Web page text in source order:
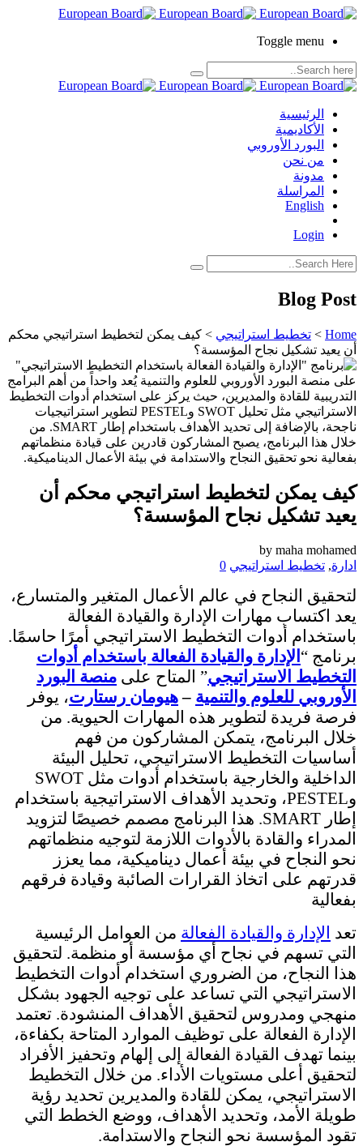
Toggle menu
الرئيسية
الأكاديمية
البورد الأوروبي
من نحن
مدونة
المراسلة
English
Login
Blog Post
Home
> تخطيط استراتيجي > كيف يمكن لتخطيط استراتيجي محكم
أن يعيد تشكيل نجاح المؤسسة؟
كيف يمكن لتخطيط استراتيجي محكم أن
يعيد تشكيل نجاح المؤسسة؟
by maha mohamed
ادارة, تخطيط استراتيجي 0
لتحقيق النجاح في عالم الأعمال المتغير والمتسارع،
يعد اكتساب مهارات الإدارة والقيادة الفعالة
باستخدام أدوات التخطيط الاستراتيجي أمرًا حاسمًا.
برنامج “ الإدارة والقيادة الفعالة باستخدام أدوات
التخطيط الاستراتيجي” المتاح على منصة البورد
الأوروبي للعلوم والتنمية –هيومان رستارت، يوفر
فرصة فريدة لتطوير هذه المهارات الحيوية. من
خلال البرنامج، يتمكن المشاركون من فهم
أساسيات التخطيط الاستراتيجي، تحليل البيئة
الداخلية والخارجية باستخدام أدوات مثل SWOT
وPESTEL، وتحديد الأهداف الاستراتيجية باستخدام
إطار SMART. هذا البرنامج مصمم خصيصًا لتزويد
المدراء والقادة بالأدوات اللازمة لتوجيه منظماتهم
نحو النجاح في بيئة أعمال ديناميكية، مما يعزز
قدرتهم على اتخاذ القرارات الصائبة وقيادة فرقهم
بفعالية
تعد الإدارة والقيادة الفعالة من العوامل الرئيسية
التي تسهم في نجاح أي مؤسسة أو منظمة. لتحقيق
هذا النجاح، من الضروري استخدام أدوات التخطيط
الاستراتيجي التي تساعد على توجيه الجهود بشكل
منهجي ومدروس لتحقيق الأهداف المنشودة. تعتمد
الإدارة الفعالة على توظيف الموارد المتاحة بكفاءة،
بينما تهدف القيادة الفعالة إلى إلهام وتحفيز الأفراد
لتحقيق أعلى مستويات الأداء. من خلال التخطيط
الاستراتيجي، يمكن للقادة والمديرين تحديد رؤية
طويلة الأمد، وتحديد الأهداف، ووضع الخطط التي
تقود المؤسسة نحو النجاح والاستدامة.